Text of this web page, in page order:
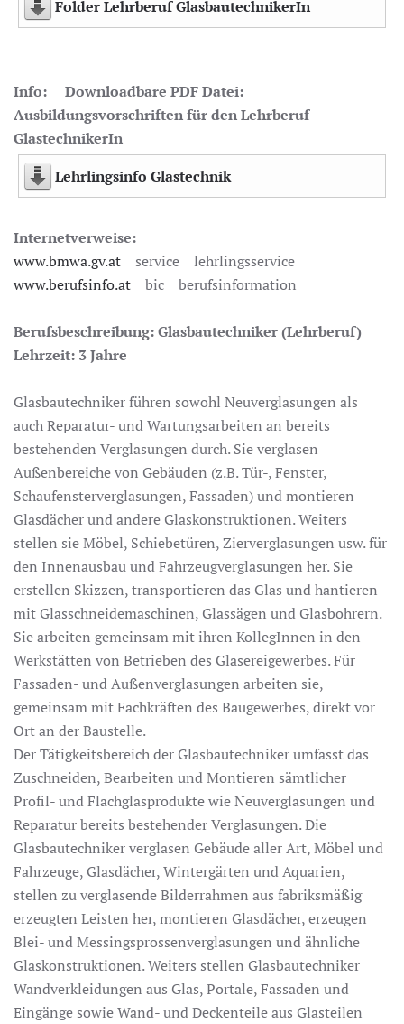
Folder Lehrberuf GlasbautechnikerIn
Info: Downloadbare PDF Datei:
Ausbildungsvorschriften für den Lehrberuf
GlastechnikerIn
Lehrlingsinfo Glastechnik
Internetverweise:
www.bmwa.gv.at service lehrlingsservice
www.berufsinfo.at bic berufsinformation
Berufsbeschreibung:Glasbautechniker (Lehrberuf)
Lehrzeit: 3 Jahre
Glasbautechniker führen sowohl Neuverglasungen als
auch Reparatur- und Wartungsarbeiten an bereits
bestehenden Verglasungen durch. Sie verglasen
Außenbereiche von Gebäuden (z.B. Tür-, Fenster,
Schaufensterverglasungen, Fassaden) und montieren
Glasdächer und andere Glaskonstruktionen. Weiters
stellen sie Möbel, Schiebetüren, Zierverglasungen usw. für
den Innenausbau und Fahrzeugverglasungen her. Sie
erstellen Skizzen, transportieren das Glas und hantieren
mit Glasschneidemaschinen, Glassägen und Glasbohrern.
Sie arbeiten gemeinsam mit ihren KollegInnen in den
Werkstätten von Betrieben des Glasereigewerbes. Für
Fassaden- und Außenverglasungen arbeiten sie,
gemeinsam mit Fachkräften des Baugewerbes, direkt vor
Ort an der Baustelle.
Der Tätigkeitsbereich der Glasbautechniker umfasst das
Zuschneiden, Bearbeiten und Montieren sämtlicher
Profil- und Flachglasprodukte wie Neuverglasungen und
Reparatur bereits bestehender Verglasungen. Die
Glasbautechniker verglasen Gebäude aller Art, Möbel und
Fahrzeuge, Glasdächer, Wintergärten und Aquarien,
stellen zu verglasende Bilderrahmen aus fabriksmäßig
erzeugten Leisten her, montieren Glasdächer, erzeugen
Blei- und Messingsprossenverglasungen und ähnliche
Glaskonstruktionen. Weiters stellen Glasbautechniker
Wandverkleidungen aus Glas, Portale, Fassaden und
Eingänge sowie Wand- und Deckenteile aus Glasteilen